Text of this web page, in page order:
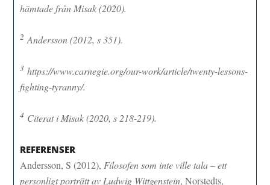
hämtade från Misak (2020).
2 Andersson (2012, s 351).
3 https://www.carnegie.org/our-work/article/twenty-lessons-
fighting-tyranny/.
4 Citerat i Misak (2020, s 218-219).
REFERENSER
Andersson, S (2012), Filosofen som inte ville tala – ett
personligt porträtt av Ludwig Wittgenstein, Norstedts,